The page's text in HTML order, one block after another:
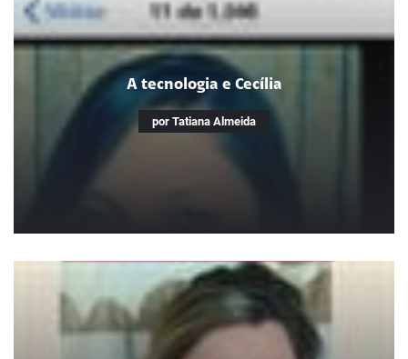
A alfabetização auxiliada com as
tecnologias
Melhorar a qualidade da educação de alunos com diversas
dificuldades
A tecnologia e Cecília
por Tatiana Almeida
A tecnologia e Cecília